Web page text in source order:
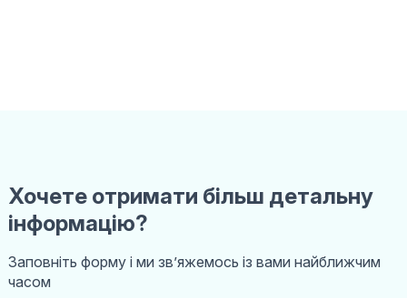
Хочете отримати більш детальну
інформацію?
Заповніть форму і ми звʼяжемось із вами найближчим
часом